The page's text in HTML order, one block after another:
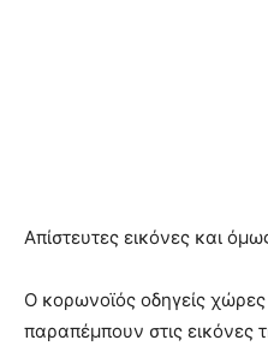
Απίστευτες εικόνες και
Ο κορωνοϊός οδηγείς
παραπέμπουν στις εικόνες